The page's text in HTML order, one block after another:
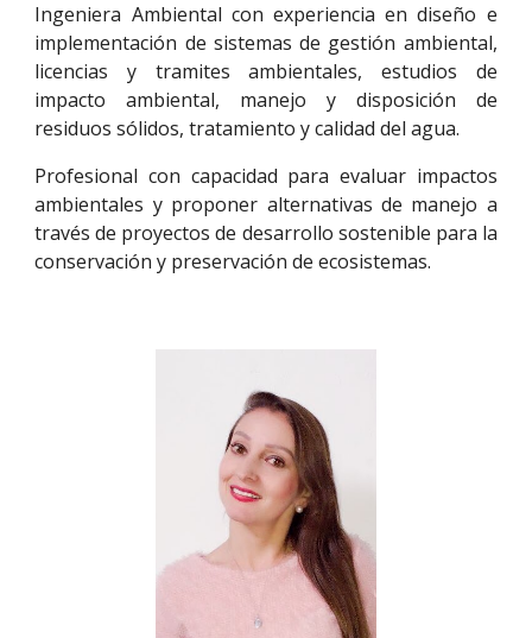
Ingeniera Ambiental con experiencia en diseño e
implementación de sistemas de gestión ambiental,
licencias y tramites ambientales, estudios de
impacto ambiental, manejo y disposición de
residuos sólidos, tratamiento y calidad del agua.
Profesional con capacidad para evaluar impactos
ambientales y proponer alternativas de manejo a
través de proyectos de desarrollo sostenible para la
conservación y preservación de ecosistemas.